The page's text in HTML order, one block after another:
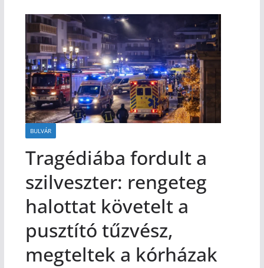
BULVÁR
Tragédiába fordult a
szilveszter: rengeteg
halottat követelt a
pusztító tűzvész,
megteltek a kórházak